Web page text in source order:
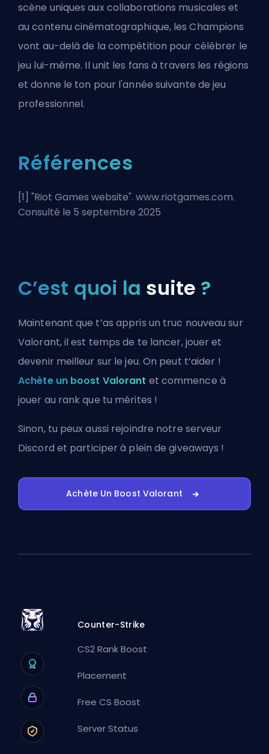
scène uniques aux collaborations musicales et
au contenu cinématographique, les Champions
vont au-delà de la compétition pour célébrer le
jeu lui-même. Il unit les fans à travers les régions
et donne le ton pour l'année suivante de jeu
professionnel.
Références
[1] "Riot Games website". www.riotgames.com.
Consulté le 5 septembre 2025
C’est quoi la suite ?
Maintenant que t’as appris un truc nouveau sur
Valorant, il est temps de te lancer, jouer et
devenir meilleur sur le jeu. On peut t’aider !
Achète un boost Valorant et commence à
jouer au rank que tu mérites !
Sinon, tu peux aussi rejoindre notre serveur
Discord et participer à plein de giveaways !
Achète Un Boost Valorant
Counter-Strike
CS2 Rank Boost
Placement
Free CS Boost
Server Status